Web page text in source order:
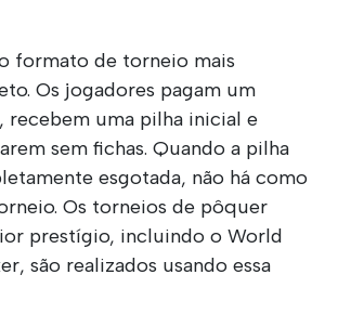
formato de torneio mais
Os jogadores pagam um
recebem uma pilha inicial e
sem fichas. Quando a pilha
esgotada, não há como
Os torneios de pôquer
prestígio, incluindo o World
são realizados usando essa